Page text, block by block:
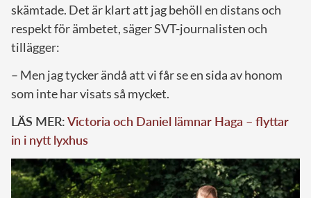
skämtade. Det är klart att jag behöll en distans och
respekt för ämbetet, säger SVT-journalisten och
tillägger:
– Men jag tycker ändå att vi får se en sida av honom
som inte har visats så mycket.
LÄS MER:Victoria och Daniel lämnar Haga – flyttar
in i nytt lyxhus